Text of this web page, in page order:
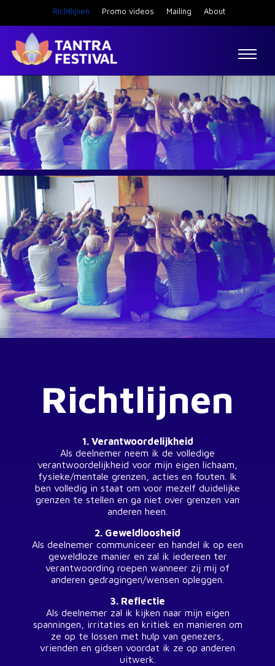
Richtlijnen Promo videos Mailing About
Volunteer
Richtlijnen
1. Verantwoordelijkheid
Als deelnemer neem ik de volledige
verantwoordelijkheid voor mijn eigen lichaam,
fysieke/mentale grenzen, acties en fouten. Ik
ben volledig in staat om voor mezelf duidelijke
grenzen te stellen en ga niet over grenzen van
anderen heen.
2. Geweldloosheid
Als deelnemer communiceer en handel ik op een
geweldloze manier en zal ik iedereen ter
verantwoording roepen wanneer zij mij of
anderen gedragingen/wensen opleggen.
3. Reflectie
Als deelnemer zal ik kijken naar mijn eigen
spanningen, irritaties en kritiek en manieren om
ze op te lossen met hulp van genezers,
vrienden en gidsen voordat ik ze op anderen
uitwerk.